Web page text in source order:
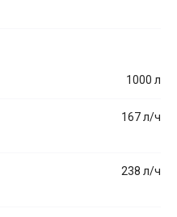
1000 л
167 л/ч
238 л/ч